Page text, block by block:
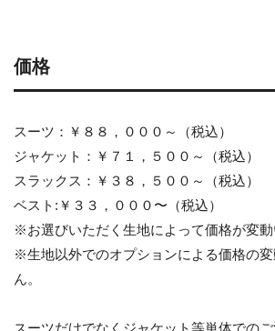
価格
スーツ：￥８８，０００～（税込）
ジャケット：￥７１，５００～（税込）
スラックス：￥３８，５００～（税込）
ベスト:￥３３，０００〜（税込）
※お選びいただく生地によって価格が変動
※生地以外でのオプションによる価格の
ん。
スーツだけでなくジャケット等単体での